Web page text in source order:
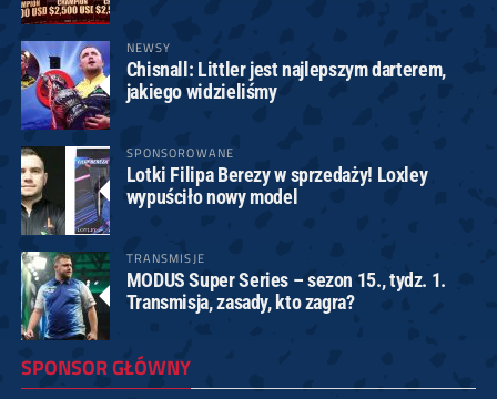
NEWSY
Chisnall: Littler jest najlepszym darterem,
jakiego widzieliśmy
SPONSOROWANE
Lotki Filipa Berezy w sprzedaży! Loxley
wypuściło nowy model
TRANSMISJE
MODUS Super Series – sezon 15., tydz. 1.
Transmisja, zasady, kto zagra?
SPONSOR GŁÓWNY